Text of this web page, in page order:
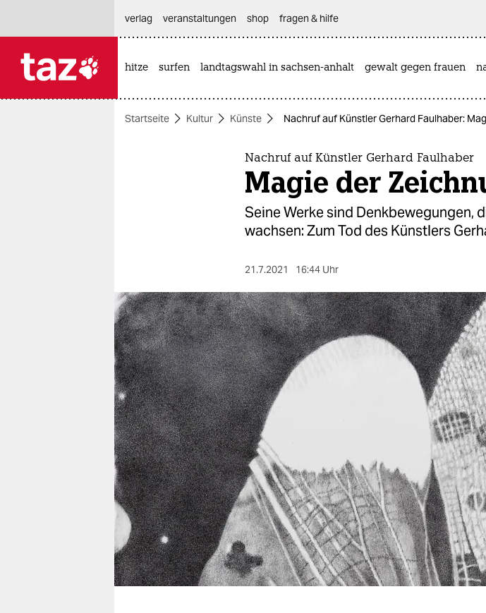
themen
berlin
nord
wahrheit
verlag
verlag
veranstaltungen
shop
fragen & hilfe
unterstützen
abo
verlag
veranstaltungen shop fragen & hilfe
hitze surfen landtagswahl in sachsen-anhalt gewalt gegen frauen
Startseite Kultur Künste Nachruf auf Künstler Gerhard Faulhaber:
Nachruf auf Künstler Gerhard Faulhaber
Magie der
Seine Werke sind Denkbewegungen,
wachsen: Zum Tod des Künstlers
21.7.2021 16:44 Uhr